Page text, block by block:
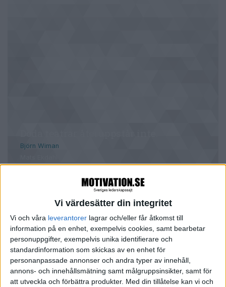
Vi värdesätter din integritet
Vi och våra leverantorer lagrar och/eller får åtkomst till
information på en enhet, exempelvis cookies, samt bearbetar
personuppgifter, exempelvis unika identifierare och
standardinformation som skickas av en enhet för
personanpassade annonser och andra typer av innehåll,
annons- och innehållsmätning samt målgruppsinsikter, samt för
att utveckla och förbättra produkter. Med din tillåtelse kan vi och
Björn Wiman